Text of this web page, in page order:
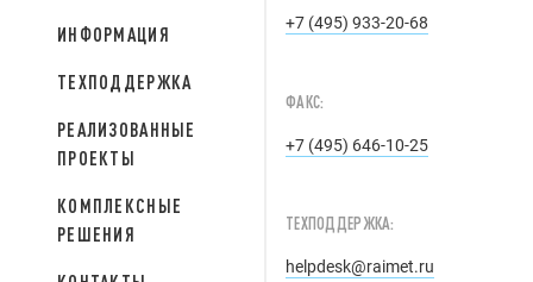
ИНФОРМАЦИЯ
ТЕХПОДДЕРЖКА
РЕАЛИЗОВАННЫЕ
ПРОЕКТЫ
КОМПЛЕКСНЫЕ
РЕШЕНИЯ
+7 (495) 933-20-68
ФАКС:
+7 (495) 646-10-25
ТЕХПОДДЕРЖКА:
helpdesk@raimet.ru